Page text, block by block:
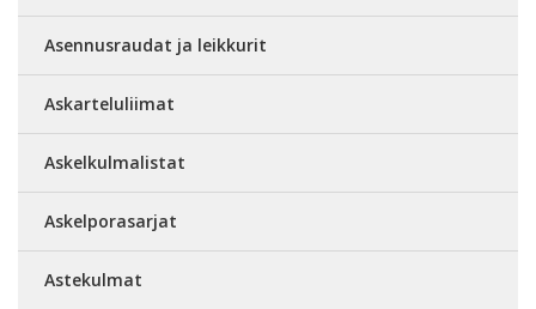
Asennusraudat ja leikkurit
Askarteluliimat
Askelkulmalistat
Askelporasarjat
Astekulmat